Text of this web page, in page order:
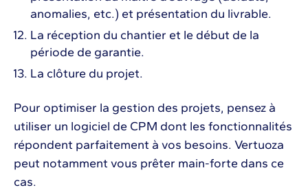
anomalies, etc.) et présentation du livrable.
La réception du chantier et le début de la
période de garantie.
La clôture du projet.
Pour optimiser la gestion des projets, pensez à
utiliser un logiciel de CPM dont les fonctionnalités
répondent parfaitement à vos besoins. Vertuoza
peut notamment vous prêter main-forte dans ce
cas.